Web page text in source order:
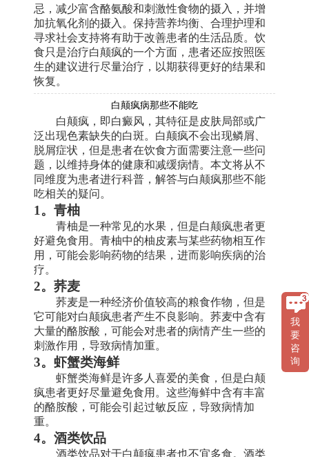
忌，减少富含酪氨酸和刺激性食物的摄入，并增
加抗氧化剂的摄入。保持营养均衡、合理护理和
寻求社会支持将有助于改善患者的生活品质。饮
食只是治疗白颠疯的一个方面，患者还应按照医
生的建议进行尽量治疗，以期获得更好的结果和
恢复。
白颠疯病那些不能吃
白颠疯，即白癜风，其特征是皮肤局部或广
泛出现色素缺失的白斑。白颠疯不会出现鳞屑、
脱屑症状，但是患者在饮食方面需要注意一些问
题，以维持身体的健康和减缓病情。本文将从不
同维度为患者进行科普，解答与白颠疯那些不能
吃相关的疑问。
1。青柚
青柚是一种常见的水果，但是白颠疯患者更
好避免食用。青柚中的柚皮素与某些药物相互作
用，可能会影响药物的结果，进而影响疾病的治
疗。
2。荞麦
荞麦是一种经济价值较高的粮食作物，但是
它可能对白颠疯患者产生不良影响。荞麦中含有
大量的酪胺酸，可能会对患者的病情产生一些的
刺激作用，导致病情加重。
3。虾蟹类海鲜
虾蟹类海鲜是许多人喜爱的美食，但是白颠
疯患者更好尽量避免食用。这些海鲜中含有丰富
的酪胺酸，可能会引起过敏反应，导致病情加
重。
4。酒类饮品
酒类饮品对于白颠疯患者也不宜多食。酒类
我
要
咨
询